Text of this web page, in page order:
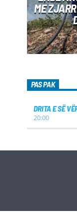
ME
PAS PAK
DRITA E SË
20:00